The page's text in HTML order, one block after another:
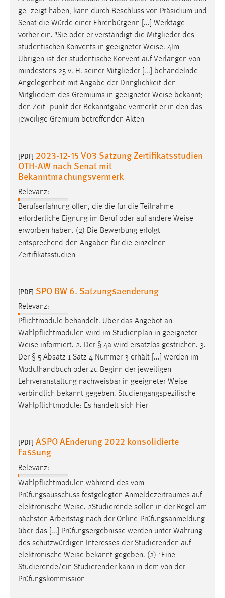
ge- zeigt haben, kann durch Beschluss von Präsidium und
Senat die Würde einer Ehrenbürgerin [...] Werktage
vorher ein. ³Sie oder er verständigt die Mitglieder des
studentischen Konvents in geeigneter Weise. 4Im
Übrigen ist der studentische Konvent auf Verlangen von
mindestens 25 v. H. seiner Mitglieder [...] behandelnde
Angelegenheit mit Angabe der Dringlichkeit den
Mitgliedern des Gremiums in geeigneter Weise bekannt;
den Zeit- punkt der Bekanntgabe vermerkt er in den das
jeweilige Gremium betreffenden Akten
[PDF] 2023-12-15 V03 Satzung Zertifikatsstudien
OTH-AW nach Senat mit
Bekanntmachungsvermerk
Relevanz:
Berufserfahrung offen, die die für die Teilnahme
erforderliche Eignung im Beruf oder auf andere Weise
erworben haben. (2) Die Bewerbung erfolgt
entsprechend den Angaben für die einzelnen
Zertifikatsstudien
[PDF] SPO BW 6. Satzungsaenderung
Relevanz:
Pflichtmodule behandelt. Über das Angebot an
Wahlpflichtmodulen wird im Studienplan in geeigneter
Weise informiert. 2. Der § 4a wird ersatzlos gestrichen. 3.
Der § 5 Absatz 1 Satz 4 Nummer 3 erhält [...] werden im
Modulhandbuch oder zu Beginn der jeweiligen
Lehrveranstaltung nachweisbar in geeigneter Weise
verbindlich bekannt gegeben. Studiengangspezifische
Wahlpflichtmodule: Es handelt sich hier
[PDF] ASPO AEnderung 2022 konsolidierte
Fassung
Relevanz:
Wahlpflichtmodulen während des vom
Prüfungsausschuss festgelegten Anmeldezeitraumes auf
elektronische Weise. 2Studierende sollen in der Regel am
nächsten Arbeitstag nach der Online-Prüfungsanmeldung
über das [...] Prüfungsergebnisse werden unter Wahrung
des schutzwürdigen Interesses der Studierenden auf
elektronische Weise bekannt gegeben. (2) 1Eine
Studierende/ein Studierender kann in dem von der
Prüfungskommission
EXTERNE MEDIEN
Um Inhalte von Videoplattformen und Social Media
Plattformen anzeigen zu können, werden von diesen
externen Medien Cookies gesetzt.
YouTube
Vimeo